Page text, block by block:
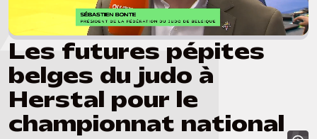
Les futures pépites
belges du judo à
Herstal pour le
championnat national